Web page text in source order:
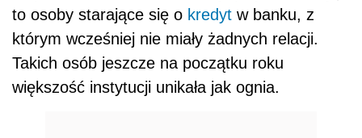
to osoby starające się o kredyt w banku, z
którym wcześniej nie miały żadnych relacji.
Takich osób jeszcze na początku roku
większość instytucji unikała jak ognia.